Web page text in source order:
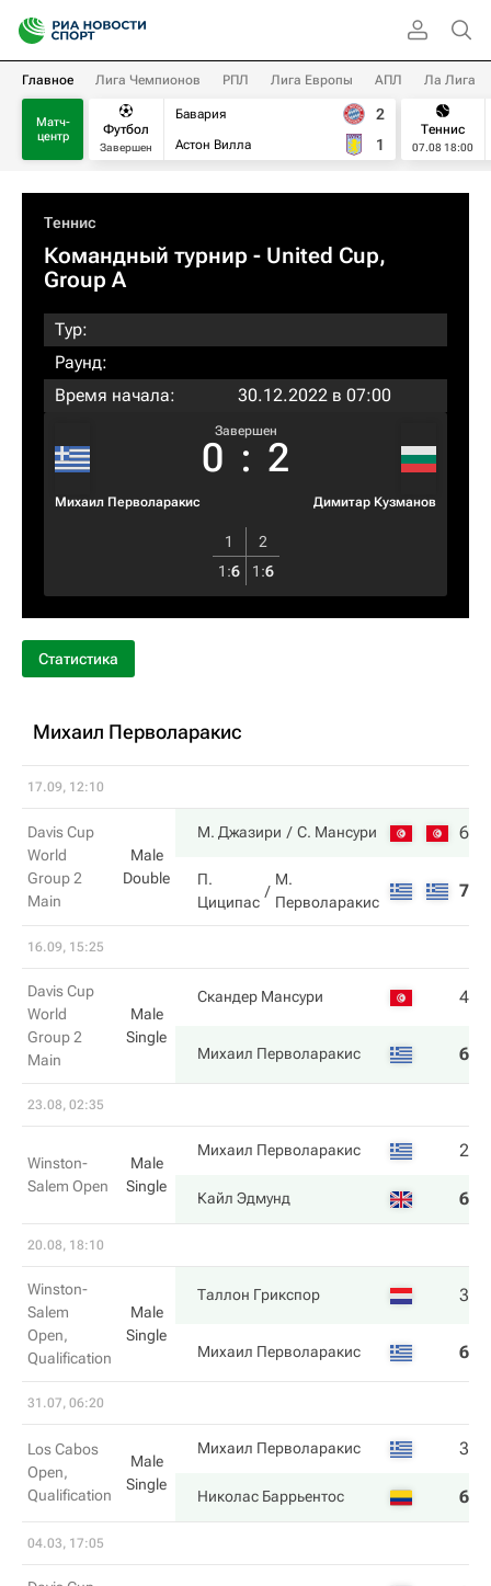
Главное Лига Чемпионов РПЛ Лига Европы АПЛ Ла Лига
Матч-
центр
Футбол
Завершен
Бавария
Астон Вилла
2
1
Теннис
07.08 18:00
Теннис
Командный турнир - United Cup,
Group A
Тур:
Раунд:
Время начала:
30.12.2022 в 07:00
Михаил Перволаракис
Завершен
0 : 2
Димитар Кузманов
1
2
1 :6 1 :6
Статистика
Михаил Перволаракис
17.09, 12:10
Davis Cup
World
Group 2
Main
Male
Double
М. Джазири С. Мансури 6
П.
Циципас
М.
Перволаракис
7
16.09, 15:25
Davis Cup
World
Group 2
Main
Male
Single
Скандер Мансури 4
Михаил Перволаракис 6
23.08, 02:35
Winston-
Salem Open
Male
Single
Михаил Перволаракис 2
Кайл Эдмунд 6
20.08, 18:10
Winston-
Salem
Open,
Qualification
Male
Single
Таллон Грикспор 3
Михаил Перволаракис 6
31.07, 06:20
Los Cabos
Open,
Qualification
Male
Single
Михаил Перволаракис 3
Николас Баррьентос 6
04.03, 17:05